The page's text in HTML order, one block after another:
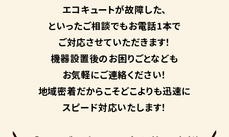
エコキュートが故障した、
といったご相談でもお電話1本で
ご対応させていただきます！
機器設置後のお困りごとなども
お気軽にご連絡ください！
地域密着だからこそどこよりも迅速に
スピード対応いたします！